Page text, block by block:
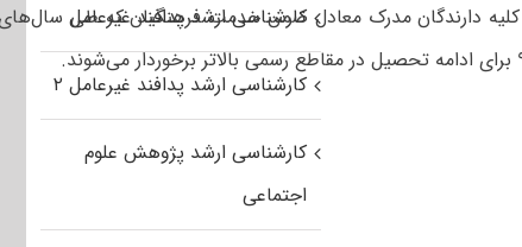
کارشناسی ارشد پدافند غیرعامل
کارشناسی ارشد پدافند غیرعامل ۲
کارشناسی ارشد پژوهش علوم
اجتماعی